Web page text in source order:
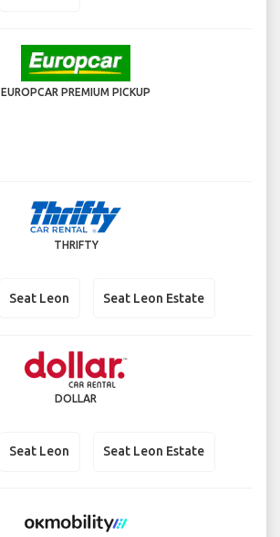
EUROPCAR PREMIUM PICKUP
THRIFTY
Seat Leon Seat Leon Estate
DOLLAR
Seat Leon Seat Leon Estate